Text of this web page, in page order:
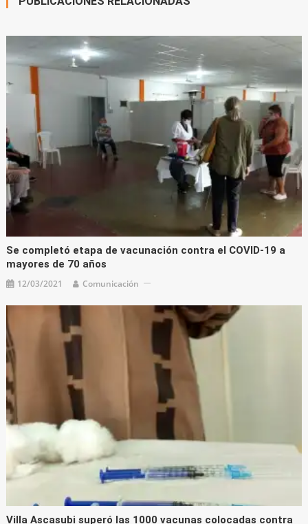
Se completó etapa de vacunación contra el COVID-19 a
mayores de 70 años
12/03/2021 Comunicación
Villa Ascasubi superó las 1000 vacunas colocadas contra